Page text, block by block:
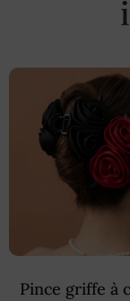
Pince griffe à